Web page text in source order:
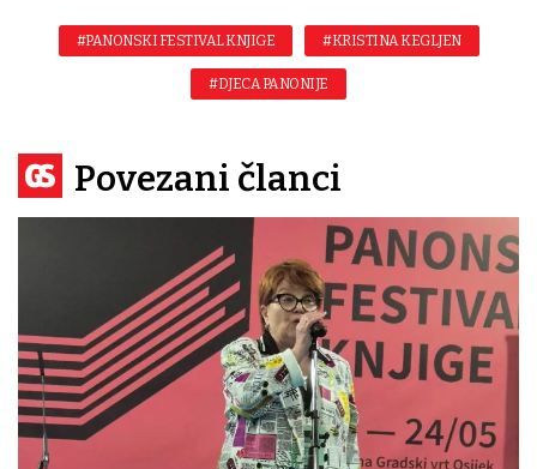
#PANONSKI FESTIVAL KNJIGE #KRISTINA KEGLJEN
#DJECA PANONIJE
Povezani članci